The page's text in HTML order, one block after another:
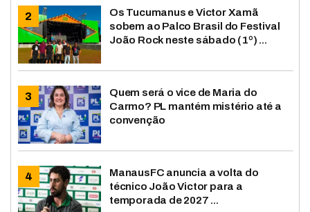
Os Tucumanus e Victor Xamã
sobem ao Palco Brasil do Festival
João Rock neste sábado (1º) ...
Quem será o vice de Maria do
Carmo? PL mantém mistério até a
convenção
ManausFC anuncia a volta do
técnico João Victor para a
temporada de 2027 ...